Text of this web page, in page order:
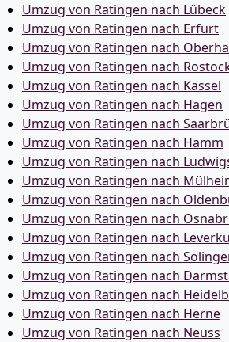
Umzug von Ratingen nach Lübeck
Umzug von Ratingen nach Erfurt
Umzug von Ratingen nach
Umzug von Ratingen nach
Umzug von Ratingen nach Kassel
Umzug von Ratingen nach Hagen
Umzug von Ratingen nach
Umzug von Ratingen nach Hamm
Umzug von Ratingen nach
Umzug von Ratingen nach
Umzug von Ratingen nach
Umzug von Ratingen nach
Umzug von Ratingen nach
Umzug von Ratingen nach
Umzug von Ratingen nach
Umzug von Ratingen nach
Umzug von Ratingen nach Herne
Umzug von Ratingen nach Neuss